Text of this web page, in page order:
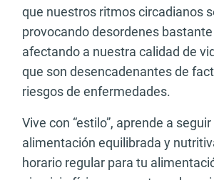
que nuestros ritmos circadianos
provocando desordenes
afectando a nuestra calidad de
que son desencadenantes de
riesgos de enfermedades.
Vive con “estilo”, aprende a
alimentación equilibrada y
horario regular para tu